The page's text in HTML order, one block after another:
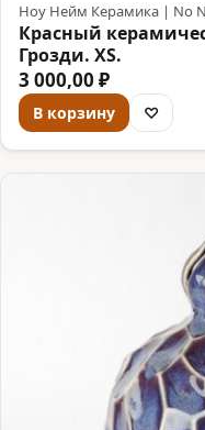
Ноу Нейм Керамика | No
Красный
Грозди. XS.
3 000,00 ₽
В корзину ♡